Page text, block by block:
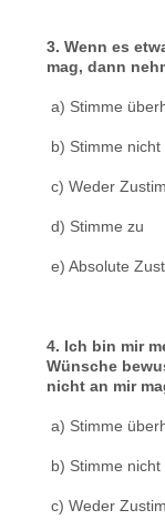
3. Wenn es
mag, dann
a) Stimme
b) Stimme nicht
c) Weder
d) Stimme zu
e) Absolute
4. Ich bin mir
Wünsche
nicht an mir
a) Stimme
b) Stimme nicht
c) Weder